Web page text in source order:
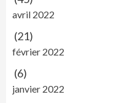
avril 2022
(21)
février 2022
(6)
janvier 2022